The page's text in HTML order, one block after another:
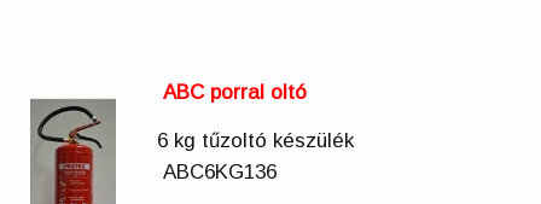
ABC porral oltó
6 kg tűzoltó készülék
ABC6KG136